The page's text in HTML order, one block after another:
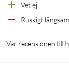
Vet ej.
Ruskigt
Var recensionen till